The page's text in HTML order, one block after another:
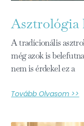
Asztrológia
A tradícionális
még azok is
nem is érdekel ez a
Tovább Olvasom >>